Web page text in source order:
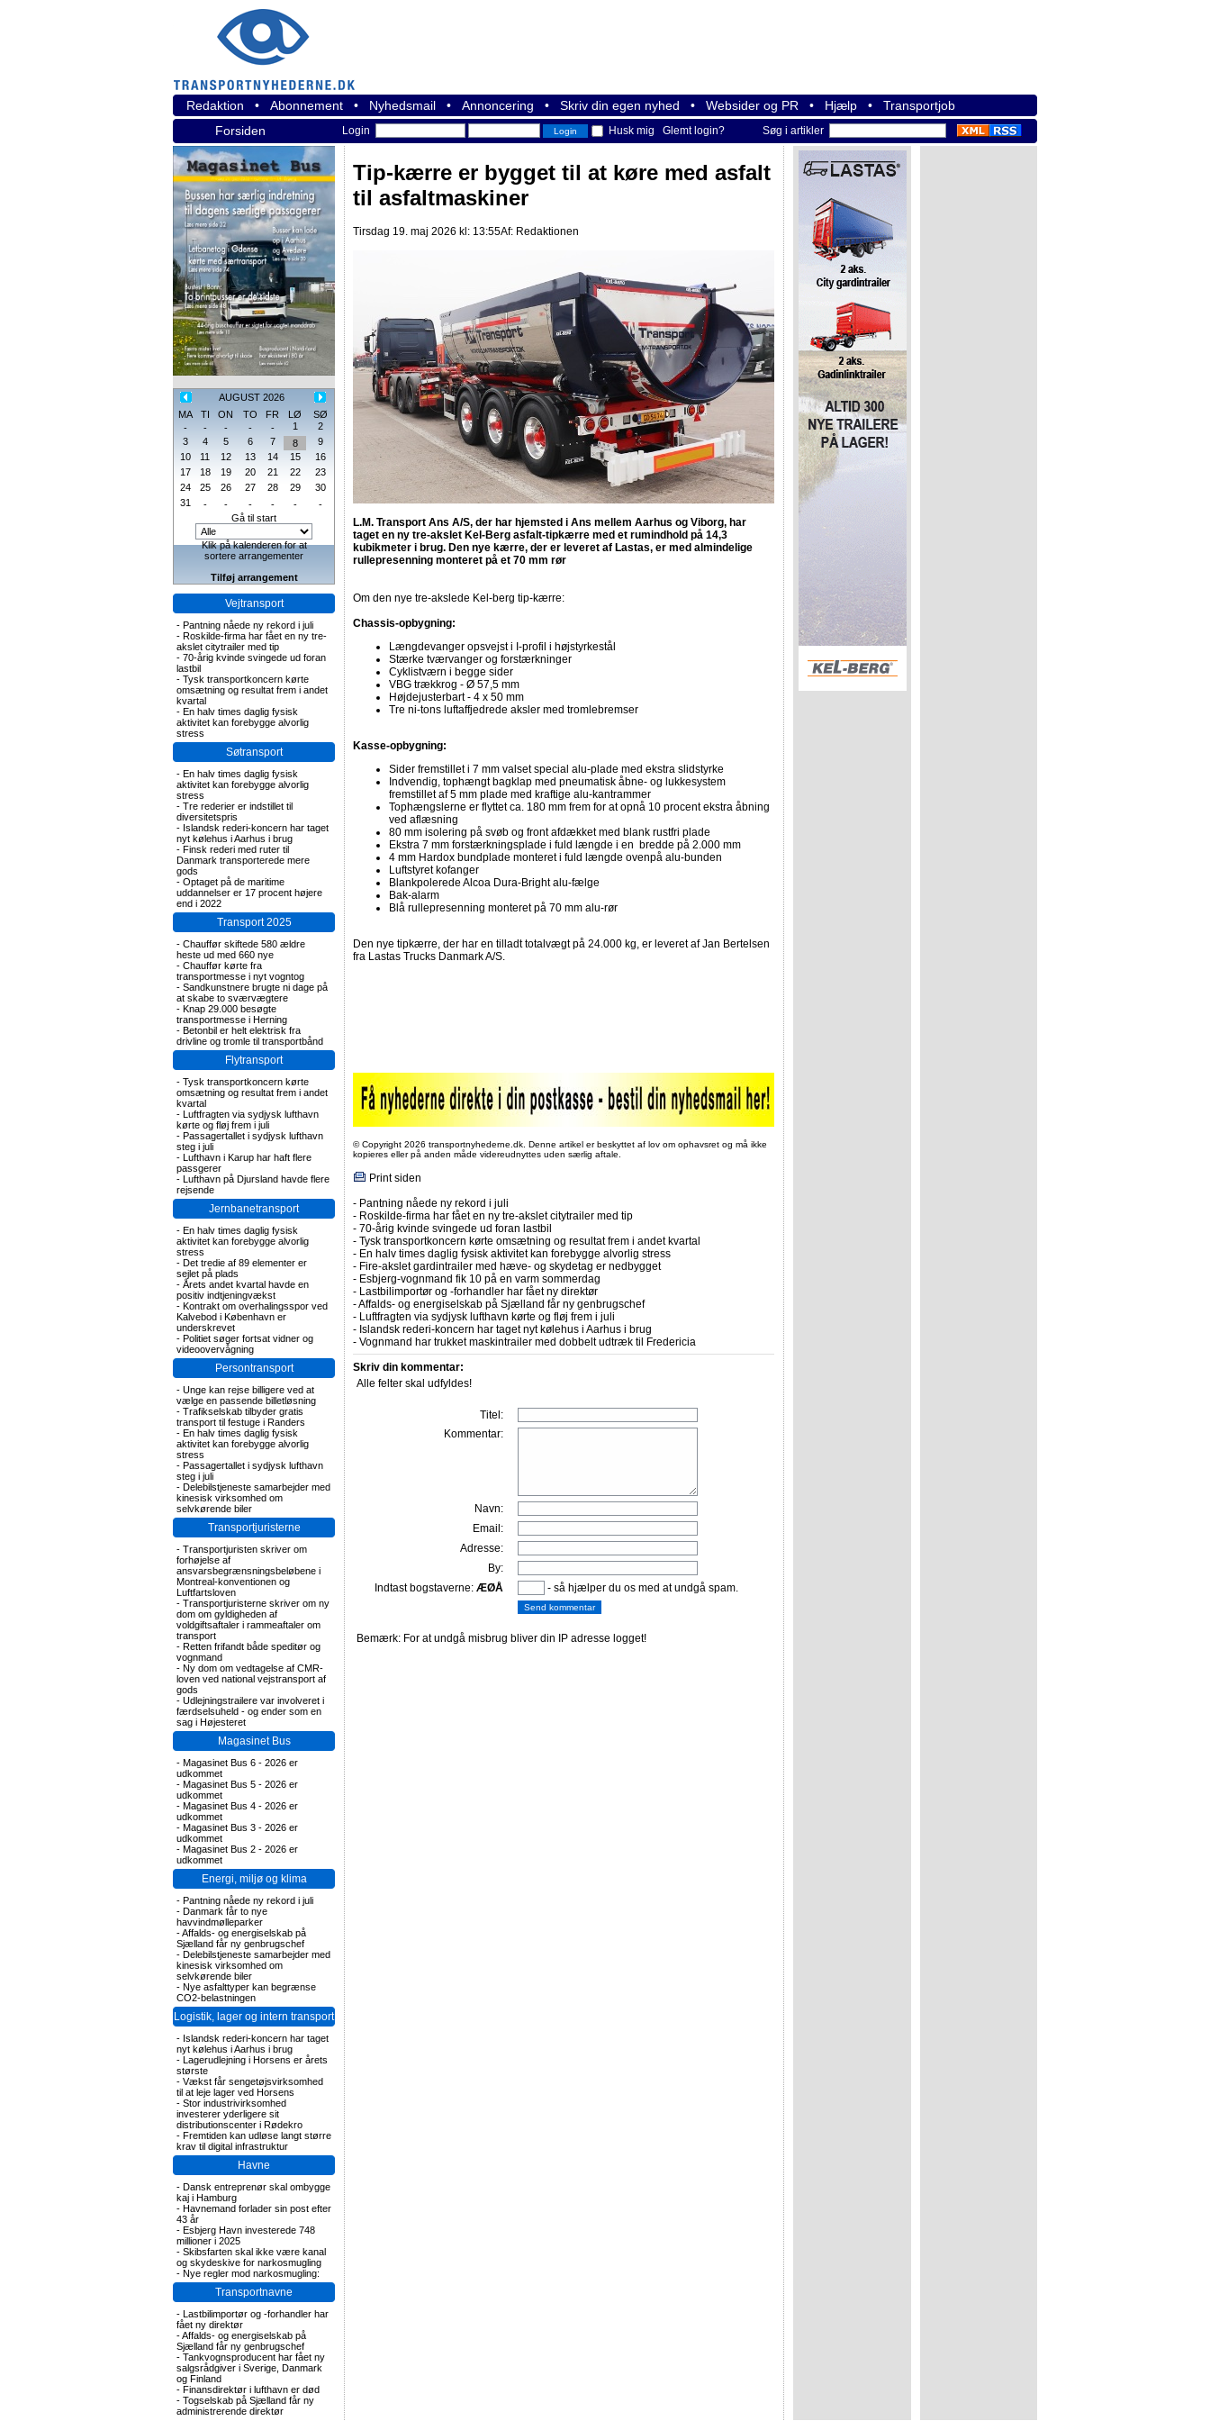
Redaktion • Abonnement • Nyhedsmail • Annoncering • Skriv din egen nyhed • Websider og PR • Hjælp • Transportjob
Forsiden
Login Husk mig Glemt login? Søg i artikler
AUGUST 2026
MA
TI ON TO FR LØ
SØ
-
- - - - 1
2
3
4 5 6 7 8
9
10
11 12 13 14 15
16
17
18 19 20 21 22
23
24
25 26 27 28 29
30
31
- - - - -
-
Gå til start
Klik på kalenderen for at
sortere arrangementer
Tilføj arrangement
Vejtransport
- Pantning nåede ny rekord i juli
- Roskilde-firma har fået en ny tre-
akslet citytrailer med tip
- 70-årig kvinde svingede ud foran
lastbil
- Tysk transportkoncern kørte
omsætning og resultat frem i andet
kvartal
- En halv times daglig fysisk
aktivitet kan forebygge alvorlig
stress
Søtransport
- En halv times daglig fysisk
aktivitet kan forebygge alvorlig
stress
- Tre rederier er indstillet til
diversitetspris
- Islandsk rederi-koncern har taget
nyt kølehus i Aarhus i brug
- Finsk rederi med ruter til
Danmark transporterede mere
gods
- Optaget på de maritime
uddannelser er 17 procent højere
end i 2022
Transport 2025
- Chauffør skiftede 580 ældre
heste ud med 660 nye
- Chauffør kørte fra
transportmesse i nyt vogntog
- Sandkunstnere brugte ni dage på
at skabe to sværvægtere
- Knap 29.000 besøgte
transportmesse i Herning
- Betonbil er helt elektrisk fra
drivline og tromle til transportbånd
Flytransport
- Tysk transportkoncern kørte
omsætning og resultat frem i andet
kvartal
- Luftfragten via sydjysk lufthavn
kørte og fløj frem i juli
- Passagertallet i sydjysk lufthavn
steg i juli
- Lufthavn i Karup har haft flere
passgerer
- Lufthavn på Djursland havde flere
rejsende
Jernbanetransport
- En halv times daglig fysisk
aktivitet kan forebygge alvorlig
stress
- Det tredie af 89 elementer er
sejlet på plads
- Årets andet kvartal havde en
positiv indtjeningvækst
- Kontrakt om overhalingsspor ved
Kalvebod i København er
underskrevet
- Politiet søger fortsat vidner og
videoovervågning
Persontransport
- Unge kan rejse billigere ved at
vælge en passende billetløsning
- Trafikselskab tilbyder gratis
transport til festuge i Randers
- En halv times daglig fysisk
aktivitet kan forebygge alvorlig
stress
- Passagertallet i sydjysk lufthavn
steg i juli
- Delebilstjeneste samarbejder med
kinesisk virksomhed om
selvkørende biler
Transportjuristerne
- Transportjuristen skriver om
forhøjelse af
ansvarsbegrænsningsbeløbene i
Montreal-konventionen og
Luftfartsloven
- Transportjuristerne skriver om ny
dom om gyldigheden af
voldgiftsaftaler i rammeaftaler om
transport
- Retten frifandt både speditør og
vognmand
- Ny dom om vedtagelse af CMR-
loven ved national vejstransport af
gods
- Udlejningstrailere var involveret i
færdselsuheld - og ender som en
sag i Højesteret
Magasinet Bus
- Magasinet Bus 6 - 2026 er
udkommet
- Magasinet Bus 5 - 2026 er
udkommet
- Magasinet Bus 4 - 2026 er
udkommet
- Magasinet Bus 3 - 2026 er
udkommet
- Magasinet Bus 2 - 2026 er
udkommet
Energi, miljø og klima
- Pantning nåede ny rekord i juli
- Danmark får to nye
havvindmølleparker
-Affalds- og energiselskab på
Sjælland får ny genbrugschef
- Delebilstjeneste samarbejder med
kinesisk virksomhed om
selvkørende biler
- Nye asfalttyper kan begrænse
CO2-belastningen
Logistik, lager og intern transport
- Islandsk rederi-koncern har taget
nyt kølehus i Aarhus i brug
- Lagerudlejning i Horsens er årets
største
- Vækst får sengetøjsvirksomhed
til at leje lager ved Horsens
- Stor industrivirksomhed
investerer yderligere sit
distributionscenter i Rødekro
- Fremtiden kan udløse langt større
krav til digital infrastruktur
Havne
- Dansk entreprenør skal ombygge
kaj i Hamburg
- Havnemand forlader sin post efter
43 år
- Esbjerg Havn investerede 748
millioner i 2025
- Skibsfarten skal ikke være kanal
og skydeskive for narkosmugling
- Nye regler mod narkosmugling:
Transportnavne
- Lastbilimportør og -forhandler har
fået ny direktør
-Affalds- og energiselskab på
Sjælland får ny genbrugschef
- Tankvognsproducent har fået ny
salgsrådgiver i Sverige, Danmark
og Finland
- Finansdirektør i lufthavn er død
- Togselskab på Sjælland får ny
administrerende direktør
Tip-kærre er bygget til at køre med asfalt
til asfaltmaskiner
Tirsdag 19. maj 2026 kl: 13:55Af: Redaktionen
L.M. Transport Ans A/S, der har hjemsted i Ans mellem Aarhus og Viborg, har
taget en ny tre-akslet Kel-Berg asfalt-tipkærre med et rumindhold på 14,3
kubikmeter i brug. Den nye kærre, der er leveret af Lastas, er med almindelige
rullepresenning monteret på et 70 mm rør
Om den nye tre-akslede Kel-berg tip-kærre:
Chassis-opbygning:
Længdevanger opsvejst i I-profil i højstyrkestål
Stærke tværvanger og forstærkninger
Cyklistværn i begge sider
VBG trækkrog - Ø 57,5 mm
Højdejusterbart - 4 x 50 mm
Tre ni-tons luftaffjedrede aksler med tromlebremser
Kasse-opbygning:
Sider fremstillet i 7 mm valset special alu-plade med ekstra slidstyrke
Indvendig, tophængt bagklap med pneumatisk åbne- og lukkesystem
fremstillet af 5 mm plade med kraftige alu-kantrammer
Tophængslerne er flyttet ca. 180 mm frem for at opnå 10 procent ekstra åbning
ved aflæsning
80 mm isolering på svøb og front afdækket med blank rustfri plade
Ekstra 7 mm forstærkningsplade i fuld længde i en bredde på 2.000 mm
4 mm Hardox bundplade monteret i fuld længde ovenpå alu-bunden
Luftstyret kofanger
Blankpolerede Alcoa Dura-Bright alu-fælge
Bak-alarm
Blå rullepresenning monteret på 70 mm alu-rør
Den nye tipkærre, der har en tilladt totalvægt på 24.000 kg, er leveret af Jan Bertelsen
fra Lastas Trucks Danmark A/S.
© Copyright 2026 transportnyhederne.dk. Denne artikel er beskyttet af lov om ophavsret og må ikke
kopieres eller på anden måde videreudnyttes uden særlig aftale.
Print siden
- Pantning nåede ny rekord i juli
- Roskilde-firma har fået en ny tre-akslet citytrailer med tip
- 70-årig kvinde svingede ud foran lastbil
- Tysk transportkoncern kørte omsætning og resultat frem i andet kvartal
- En halv times daglig fysisk aktivitet kan forebygge alvorlig stress
- Fire-akslet gardintrailer med hæve- og skydetag er nedbygget
- Esbjerg-vognmand fik 10 på en varm sommerdag
- Lastbilimportør og -forhandler har fået ny direktør
-Affalds- og energiselskab på Sjælland får ny genbrugschef
- Luftfragten via sydjysk lufthavn kørte og fløj frem i juli
- Islandsk rederi-koncern har taget nyt kølehus i Aarhus i brug
- Vognmand har trukket maskintrailer med dobbelt udtræk til Fredericia
Skriv din kommentar:
Alle felter skal udfyldes!
Titel:
Kommentar:
Navn:
Email:
Adresse:
By:
Indtast bogstaverne: ÆØÅ - så hjælper du os med at undgå spam.
Bemærk: For at undgå misbrug bliver din IP adresse logget!